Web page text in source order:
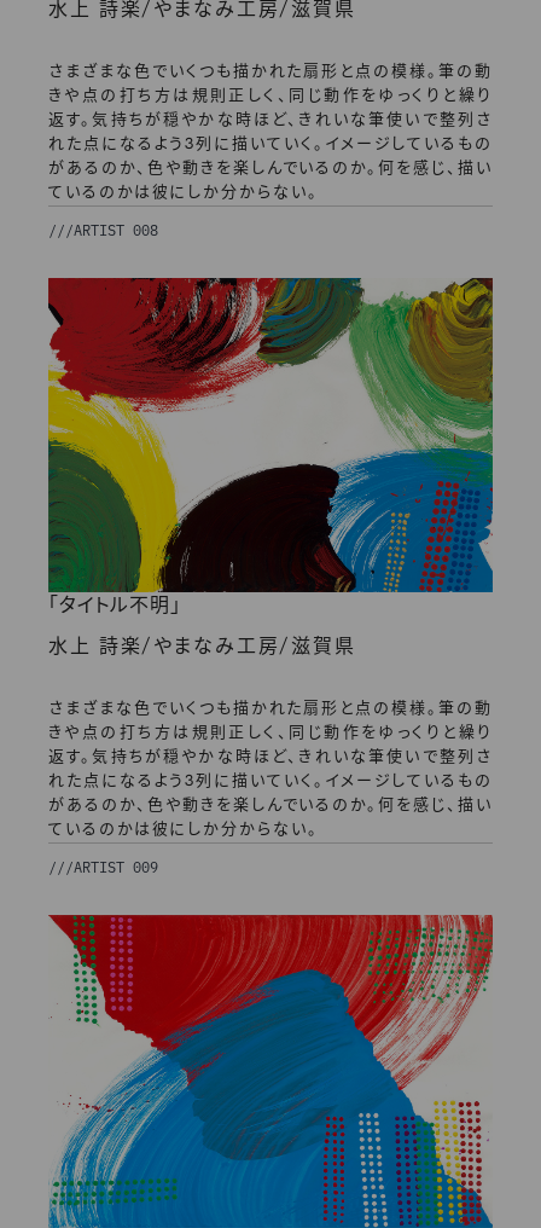
水上 詩楽/ やまなみ工房/ 滋賀県
さまざまな色でいくつも描かれた扇形と点の模様。筆の動
きや点の打ち方は規則正しく、同じ動作をゆっくりと繰り
返す。気持ちが穏やかな時ほど、きれいな筆使いで整列さ
れた点になるよう3列に描いていく。イメージしているもの
があるのか、色や動きを楽しんでいるのか。何を感じ、描い
ているのかは彼にしか分からない。
///ARTIST 008
「タイトル不明」
水上 詩楽 / やまなみ工房/ 滋賀県
さまざまな色でいくつも描かれた扇形と点の模様。筆の動
きや点の打ち方は規則正しく、同じ動作をゆっくりと繰り
返す。気持ちが穏やかな時ほど、きれいな筆使いで整列さ
れた点になるよう3列に描いていく。イメージしているもの
があるのか、色や動きを楽しんでいるのか。何を感じ、描い
ているのかは彼にしか分からない。
///ARTIST 009